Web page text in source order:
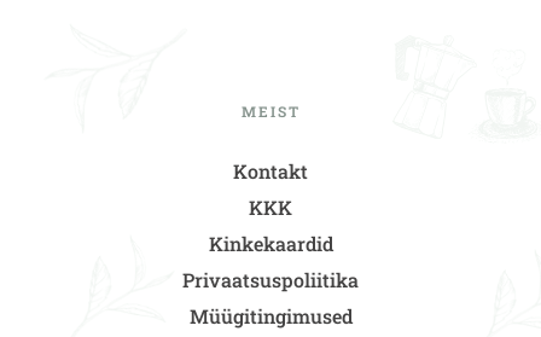
MEIST
Kontakt
KKK
Kinkekaardid
Privaatsuspoliitika
Müügitingimused